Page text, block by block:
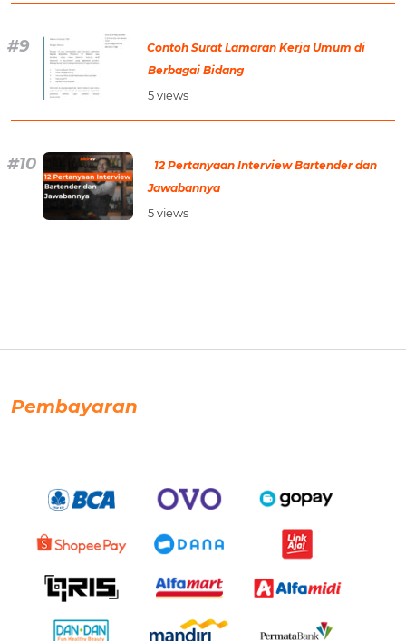
Contoh Surat Lamaran Kerja Umum di
Berbagai Bidang
5 views
12 Pertanyaan Interview Bartender dan
Jawabannya
5 views
Pembayaran